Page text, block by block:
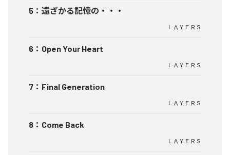
5 ： 遠ざかる記憶の・・・
ＬＡＹＥＲＳ
6 ： Open Your Heart
ＬＡＹＥＲＳ
7 ： Final Generation
ＬＡＹＥＲＳ
8 ： Come Back
ＬＡＹＥＲＳ